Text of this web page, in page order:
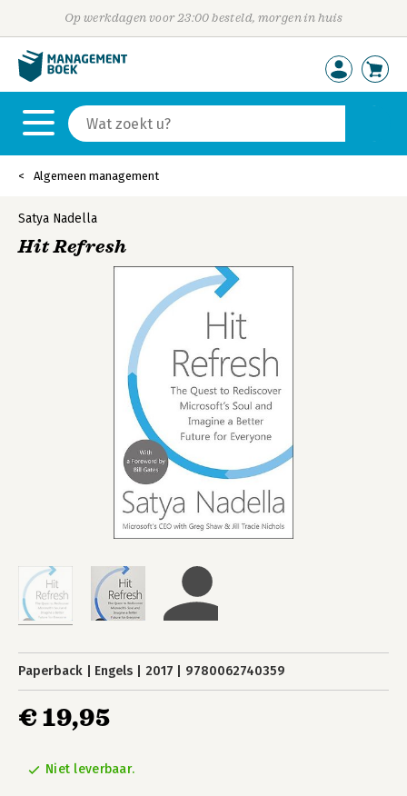
Op werkdagen voor 23:00 besteld, morgen in huis
Algemeen management
Satya Nadella
Hit Refresh
Paperback Engels 2017 9780062740359
€ 19,95
Niet leverbaar.